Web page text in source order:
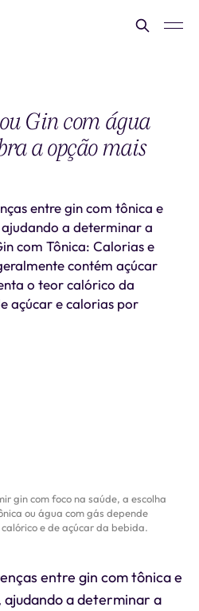
Gin com água
a opção mais
entre gin com tônica e
a determinar a
com Tônica: Calorias e
contém açúcar
o teor calórico da
açúcar e calorias por
gin com foco na saúde, a escolha
ou água com gás depende
e de açúcar da bebida.
entre gin com tônica e
ajudando a determinar a